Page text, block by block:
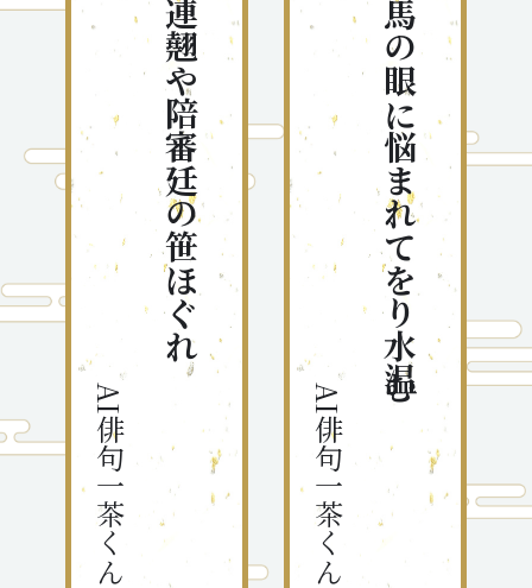
連翹や陪審廷の笹ほぐれ
AI俳句一茶くん
馬の眼に悩まれてをり水温む
AI俳句一茶くん